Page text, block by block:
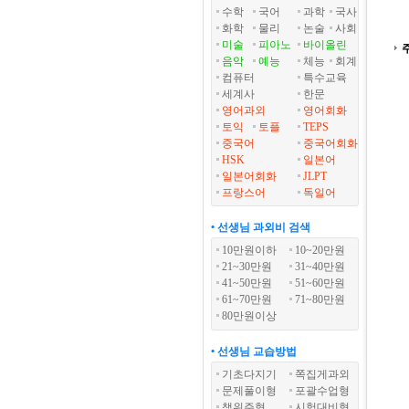
수학
국어 과학
국사
화학
물리 논술
사회
미술
피아노
바이올린
음악
예능 체능
회계
컴퓨터
특수교육
세계사
한문
영어과외
영어회화
토익
토플
TEPS
중국어
중국어회화
HSK
일본어
일본어회화
JLPT
프랑스어
독일어
• 선생님 과외비 검색
10만원이하
10~20만원
21~30만원
31~40만원
41~50만원
51~60만원
61~70만원
71~80만원
80만원이상
• 선생님 교습방법
기초다지기
쪽집게과외
문제풀이형
포괄수업형